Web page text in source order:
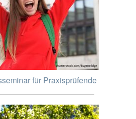
für Praxisprüfende